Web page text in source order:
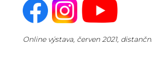
Online výstava, červen 2021,